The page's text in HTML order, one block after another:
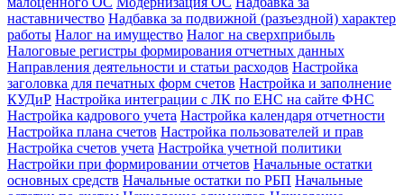
наставничество Надбавка за подвижной (разъездной) характер
работы Налог на имущество Налог на сверхприбыль
Налоговые регистры формирования отчетных данных
Направления деятельности и статьи расходов Настройка
заголовка для печатных форм счетов Настройка и заполнение
КУДиР Настройка интеграции с ЛК по ЕНС на сайте ФНС
Настройка кадрового учета Настройка календаря отчетности
Настройка плана счетов Настройка пользователей и прав
Настройка счетов учета Настройка учетной политики
Настройки при формировании отчетов Начальные остатки
основных средств Начальные остатки по РБП Начальные